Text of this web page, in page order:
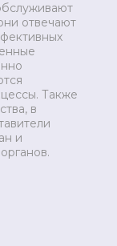
отвечают
Также
в
и